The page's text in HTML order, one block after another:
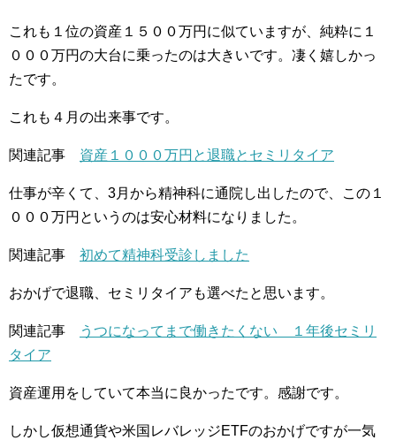
これも１位の資産１５００万円に似ていますが、純粋に１
０００万円の大台に乗ったのは大きいです。凄く嬉しかっ
たです。
これも４月の出来事です。
関連記事 資産１０００万円と退職とセミリタイア
仕事が辛くて、3月から精神科に通院し出したので、この１
０００万円というのは安心材料になりました。
関連記事 初めて精神科受診しました
おかげで退職、セミリタイアも選べたと思います。
関連記事
うつになってまで働きたくない １年後セミリ
タイア
資産運用をしていて本当に良かったです。感謝です。
しかし仮想通貨や米国レバレッジETFのおかげですが一気